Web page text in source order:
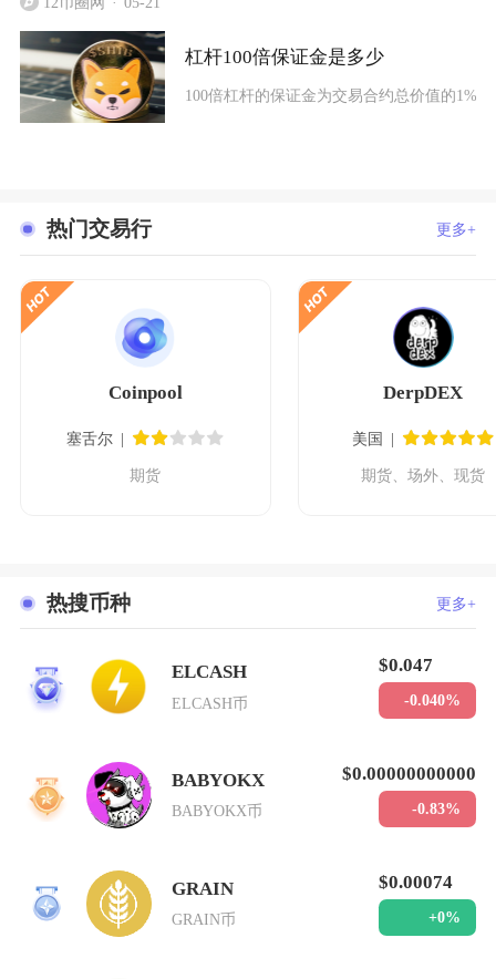
杠杆100倍保证金是多少
100倍杠杆的保证金为交易合约总价值的1%
热门交易行 更多+
Coinpool
塞舌尔
期货
DerpDEX
美国
期货、场外、现货
热搜币种 更多+
1
ELCASH
ELCASH币
$0.047
-0.040%
2
BABYOKX
BABYOKX币
$0.00000000000
-0.83%
3
GRAIN
GRAIN币
$0.00074
+0%